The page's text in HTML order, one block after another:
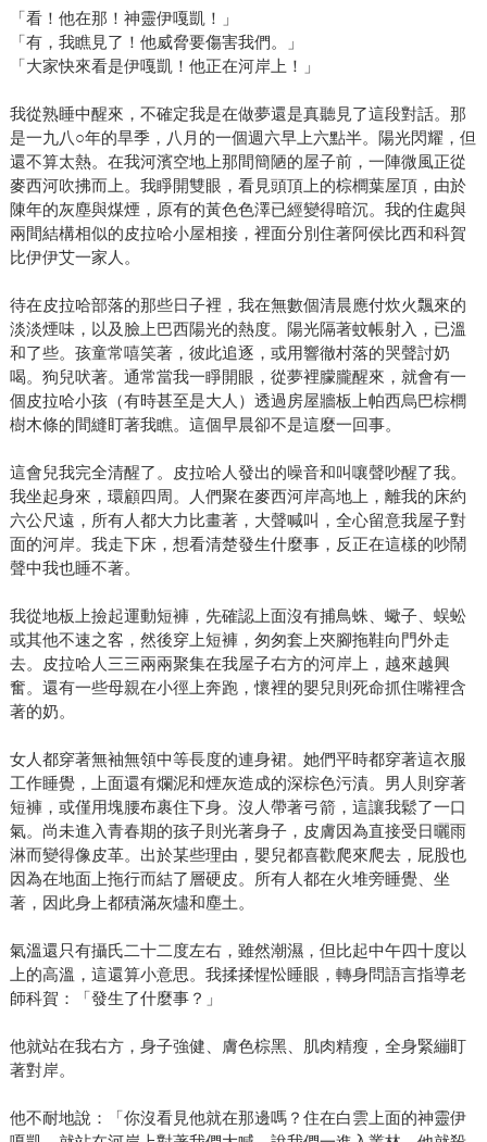
「看！他在那！神靈伊嘎凱！」
「有，我瞧見了！他威脅要傷害我們。」
「大家快來看是伊嘎凱！他正在河岸上！」
我從熟睡中醒來，不確定我是在做夢還是真聽見了這段對話。那
是一九八○年的旱季，八月的一個週六早上六點半。陽光閃耀，但
還不算太熱。在我河濱空地上那間簡陋的屋子前，一陣微風正從
麥西河吹拂而上。我睜開雙眼，看見頭頂上的棕櫚葉屋頂，由於
陳年的灰塵與煤煙，原有的黃色色澤已經變得暗沉。我的住處與
兩間結構相似的皮拉哈小屋相接，裡面分別住著阿侯比西和科賀
比伊伊艾一家人。
待在皮拉哈部落的那些日子裡，我在無數個清晨應付炊火飄來的
淡淡煙味，以及臉上巴西陽光的熱度。陽光隔著蚊帳射入，已溫
和了些。孩童常嘻笑著，彼此追逐，或用響徹村落的哭聲討奶
喝。狗兒吠著。通常當我一睜開眼，從夢裡朦朧醒來，就會有一
個皮拉哈小孩（有時甚至是大人）透過房屋牆板上帕西烏巴棕櫚
樹木條的間縫盯著我瞧。這個早晨卻不是這麼一回事。
這會兒我完全清醒了。皮拉哈人發出的噪音和叫嚷聲吵醒了我。
我坐起身來，環顧四周。人們聚在麥西河岸高地上，離我的床約
六公尺遠，所有人都大力比畫著，大聲喊叫，全心留意我屋子對
面的河岸。我走下床，想看清楚發生什麼事，反正在這樣的吵鬧
聲中我也睡不著。
我從地板上撿起運動短褲，先確認上面沒有捕鳥蛛、蠍子、蜈蚣
或其他不速之客，然後穿上短褲，匆匆套上夾腳拖鞋向門外走
去。皮拉哈人三三兩兩聚集在我屋子右方的河岸上，越來越興
奮。還有一些母親在小徑上奔跑，懷裡的嬰兒則死命抓住嘴裡含
著的奶。
女人都穿著無袖無領中等長度的連身裙。她們平時都穿著這衣服
工作睡覺，上面還有爛泥和煙灰造成的深棕色污漬。男人則穿著
短褲，或僅用塊腰布裹住下身。沒人帶著弓箭，這讓我鬆了一口
氣。尚未進入青春期的孩子則光著身子，皮膚因為直接受日曬雨
淋而變得像皮革。出於某些理由，嬰兒都喜歡爬來爬去，屁股也
因為在地面上拖行而結了層硬皮。所有人都在火堆旁睡覺、坐
著，因此身上都積滿灰燼和塵土。
氣溫還只有攝氏二十二度左右，雖然潮濕，但比起中午四十度以
上的高溫，這還算小意思。我揉揉惺忪睡眼，轉身問語言指導老
師科賀：「發生了什麼事？」
他就站在我右方，身子強健、膚色棕黑、肌肉精瘦，全身緊繃盯
著對岸。
他不耐地說：「你沒看見他就在那邊嗎？住在白雲上面的神靈伊